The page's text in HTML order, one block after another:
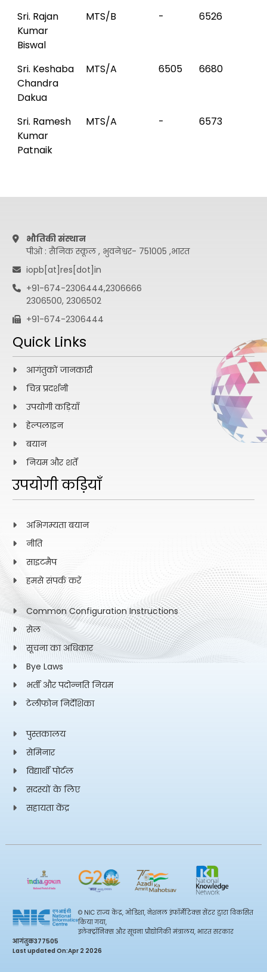
Sri. Rajan
Kumar
Biswal
MTS/B - 6526
Sri. Keshaba
Chandra
Dakua
MTS/A 6505 6680
Sri. Ramesh
Kumar
Patnaik
MTS/A - 6573
भौतिकी संस्थान
पीओ : सैनिक स्कूल , भुवनेश्वर- 751005 ,भारत
iopb[at]res[dot]in
+91-674-2306444,2306666
2306500, 2306502
+91-674-2306444
Quick Links
आगंतुकों जानकारी
चित्र प्रदर्शनी
उपयोगी कड़ियाँ
हेल्पलाइन
बयान
नियम और शर्तें
उपयोगी कड़ियाँ
अभिगम्यता बयान
नीति
साइटमैप
हमसे संपर्क करें
Common Configuration Instructions
सेल
सूचना का अधिकार
Bye Laws
भर्ती और पदोन्नति नियम
टेलीफोन निर्देशिका
पुस्तकालय
सेमिनार
विद्यार्थी पोर्टल
सदस्यों के लिए
सहायता केंद्र
© NIC राज्य केंद्र, ओडिशा, नेशनल इंफॉर्मेटिक्स सेंटर द्वारा विकसित
किया गया,
इलेक्ट्रॉनिक्स और सूचना प्रौद्योगिकी मंत्रालय, भारत सरकार
आगंतुक377505
Last updated On:Apr 2 2026